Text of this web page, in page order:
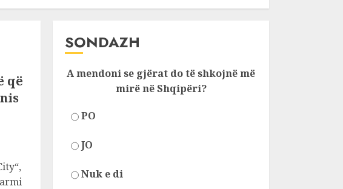
që
SONDAZH
A mendoni se gjërat do të shkojnë më
mirë në Shqipëri?
PO
JO
Nuk e di